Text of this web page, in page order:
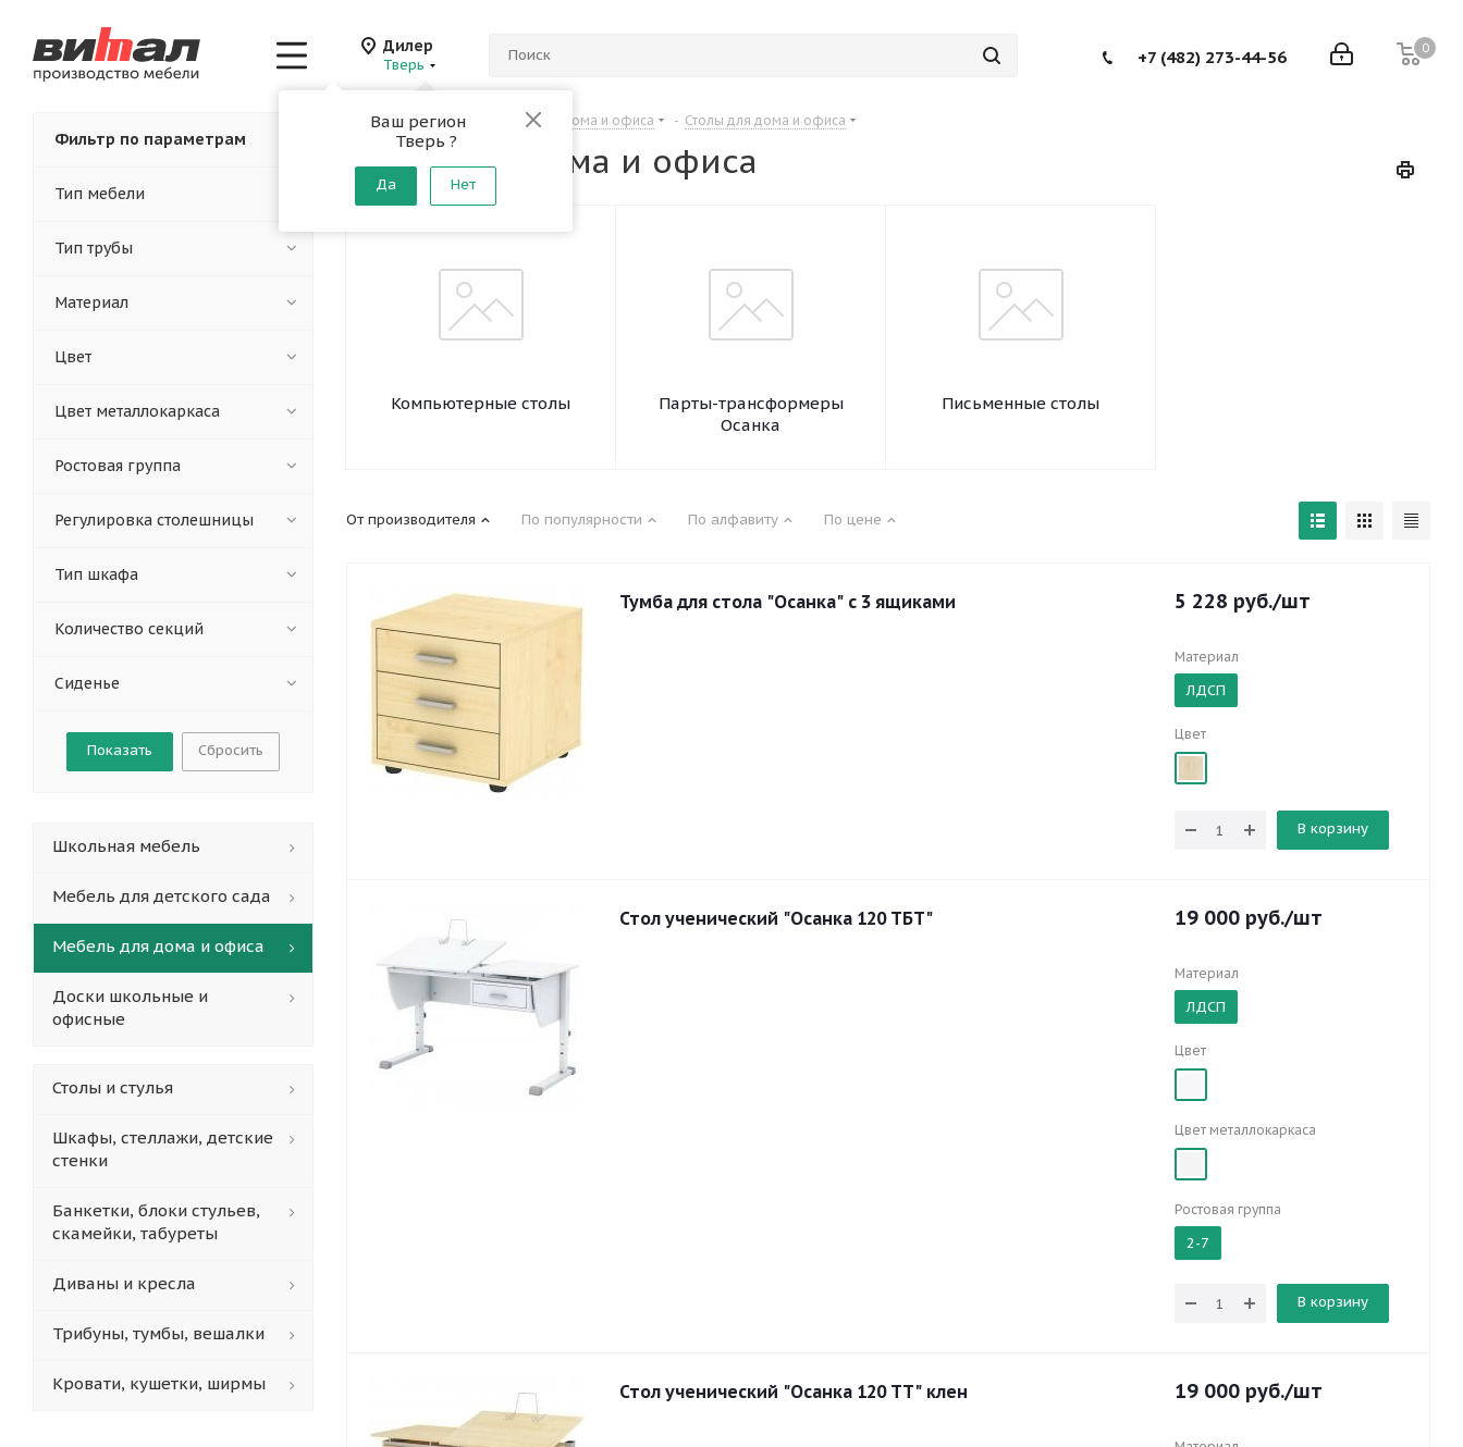
Дилер
Тверь
Ваш регион
Тверь ?
Да Нет
0
+7 (482) 273-44-56
Главная - Каталог Мебель для дома и офиса - Столы для дома и офиса
Столы для дома и офиса
Компьютерные столы
Парты-трансформеры
Осанка
Письменные столы
От производителя По популярности По алфавиту По цене
Тумба для стола "Осанка" с 3 ящиками 5 228 руб./шт
Материал
ЛДСП
Цвет
В корзину
Стол ученический "Осанка 120 ТБТ" 19 000 руб./шт
Материал
ЛДСП
Цвет
Цвет металлокаркаса
Ростовая группа
2-7
В корзину
Стол ученический "Осанка 120 ТТ" клен 19 000 руб./шт
Фильтр по параметрам
Тип мебели
Тип трубы
Материал
Цвет
Цвет металлокаркаса
Ростовая группа
Регулировка столешницы
Тип шкафа
Количество секций
Сиденье
Сбросить
Школьная мебель
Мебель для детского сада
Мебель для дома и офиса
Доски школьные и
офисные
Столы и стулья
Шкафы, стеллажи, детские
стенки
Банкетки, блоки стульев,
скамейки, табуреты
Диваны и кресла
Трибуны, тумбы, вешалки
Кровати, кушетки, ширмы